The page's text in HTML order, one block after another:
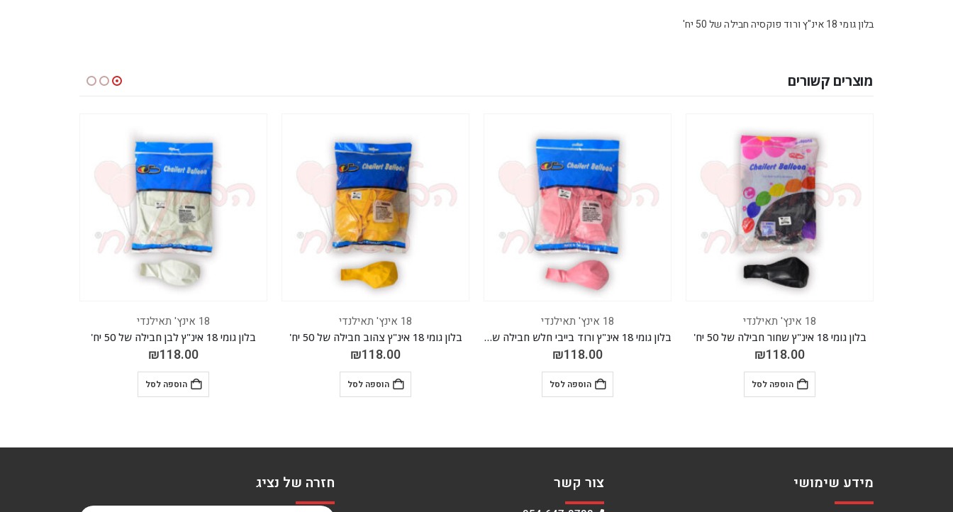
בלון גומי 18 אינ"ץ ורוד פוקסיה חבילה של 50 יח'
מוצרים קשורים
18 אינץ' תאילנדי
118.00
הוספה לסל
18 אינץ' תאילנדי
בלון גומי 18 אינ"ץ צהוב חבילה של 50 יח'
118.00
הוספה לסל
18 אינץ' תאילנדי
בלון גומי 18 אינ"ץ לבן חבילה של 50 יח'
118.00
הוספה לסל
18 אינץ' תאילנדי
118.00
הוספה לסל
מידע שימושי צור קשר חזרה של נציג